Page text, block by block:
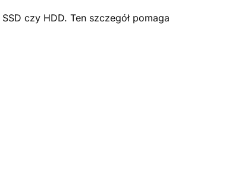
czy HDD. Ten szczegół pomaga